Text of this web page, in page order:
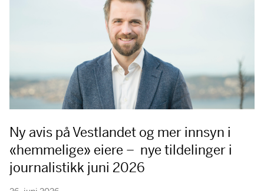
Ny avis på Vestlandet og mer innsyn i
«hemmelige» eiere – nye tildelinger i
journalistikk juni 2026